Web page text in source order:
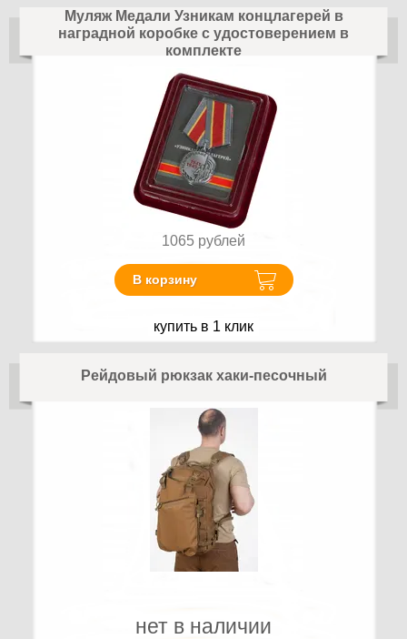
Муляж Медали Узникам концлагерей в
наградной коробке с удостоверением в
комплекте
1065 рублей
В корзину
купить в 1 клик
Рейдовый рюкзак хаки-песочный
нет в наличии